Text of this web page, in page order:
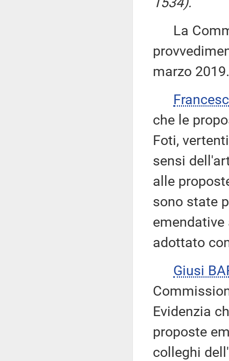
La
marzo 2019.
che le
Foti,
sensi
alle
sono state
emendative
adottato
Giusi
Evidenzia
proposte
colleghi